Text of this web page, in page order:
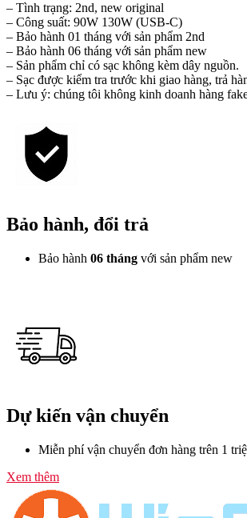
– Tình trạng: 2nd, new original
– Công suất: 90W 130W (USB-C)
– Bảo hành 01 tháng với sản phẩm 2nd
– Bảo hành 06 tháng với sản phẩm new
– Sản phẩm chỉ có sạc không kèm dây nguồn.
– Sạc được kiểm tra trước khi giao hàng, trả
– Lưu ý: chúng tôi không kinh doanh hàng
Bảo hành, đổi trả
Bảo hành 06 tháng với sản phẩm new
Dự kiến vận chuyển
Miễn phí vận chuyển đơn hàng trên 1
Xem thêm